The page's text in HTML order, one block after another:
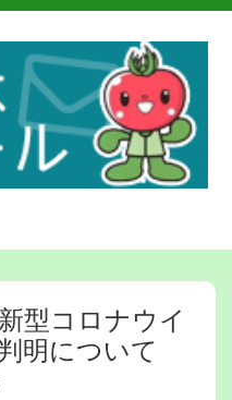
型コロナウイ
明について